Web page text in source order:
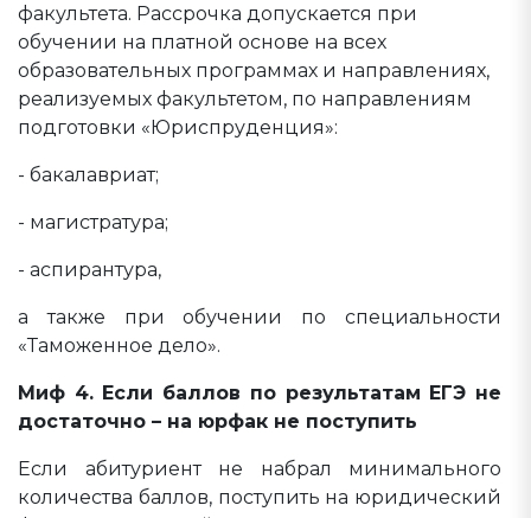
факультета. Рассрочка допускается при
обучении на платной основе на всех
образовательных программах и направлениях,
реализуемых факультетом, по направлениям
подготовки «Юриспруденция»:
- бакалавриат;
- магистратура;
- аспирантура,
а также при обучении по специальности
«Таможенное дело».
Миф 4. Если баллов по результатам ЕГЭ не
достаточно – на юрфак не поступить
Если абитуриент не набрал минимального
количества баллов, поступить на юридический